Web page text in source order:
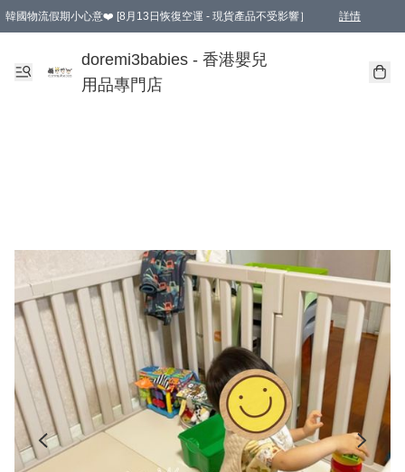
韓國物流假期小心意❤️ [8月13日恢復空運 - 現貨產品不受影響］ 詳情
新會員首張訂單滿$600即享9折優惠！(部份超優惠產品 & 品牌指定價除外)
doremi3babies - 香港嬰兒
用品專門店